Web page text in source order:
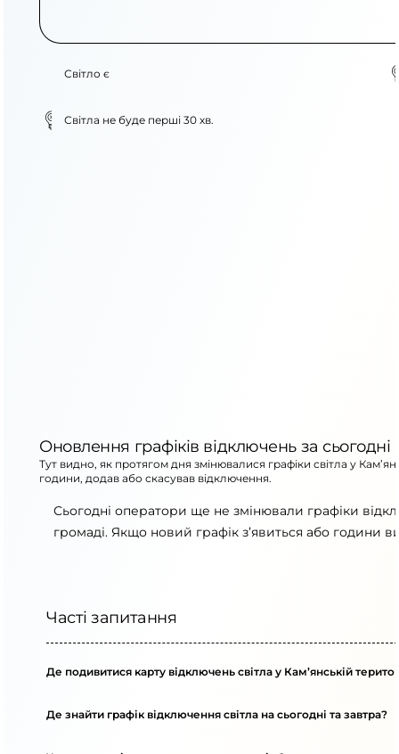
Світло є
Світла не буде перші 30 хв.
Оновлення графіків відключень за сьогодні
Тут видно, як протягом дня змінювалися графіки світла у
години, додав або скасував відключення.
Сьогодні оператори ще не змінювали графіки
громаді. Якщо новий графік з’явиться або години
Часті запитання
Де подивитися карту відключень світла у Кам’янській
Де знайти графік відключення світла на сьогодні та завтра?